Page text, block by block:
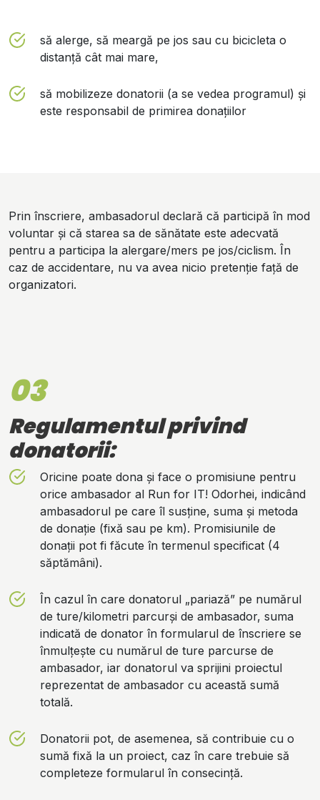
să alerge, să meargă pe jos sau cu bicicleta o
distanță cât mai mare,
să mobilizeze donatorii (a se vedea programul) și
este responsabil de primirea donațiilor
Prin înscriere, ambasadorul declară că participă în mod
voluntar și că starea sa de sănătate este adecvată
pentru a participa la alergare/mers pe jos/ciclism. În
caz de accidentare, nu va avea nicio pretenție față de
organizatori.
03
Regulamentul privind
donatorii:
Oricine poate dona și face o promisiune pentru
orice ambasador al Run for IT! Odorhei, indicând
ambasadorul pe care îl susține, suma și metoda
de donație (fixă sau pe km). Promisiunile de
donații pot fi făcute în termenul specificat (4
săptămâni).
În cazul în care donatorul „pariază” pe numărul
de ture/kilometri parcurși de ambasador, suma
indicată de donator în formularul de înscriere se
înmulțește cu numărul de ture parcurse de
ambasador, iar donatorul va sprijini proiectul
reprezentat de ambasador cu această sumă
totală.
Donatorii pot, de asemenea, să contribuie cu o
sumă fixă la un proiect, caz în care trebuie să
completeze formularul în consecință.